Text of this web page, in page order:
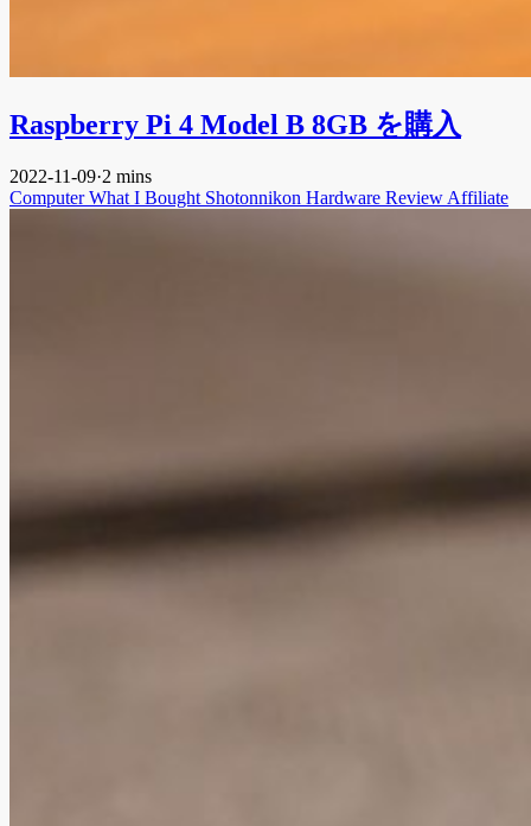
Raspberry Pi 4 Model B 8GB を購入
2022-11-09·2 mins
ComputerWhat I Bought Shotonnikon Hardware ReviewAffiliate